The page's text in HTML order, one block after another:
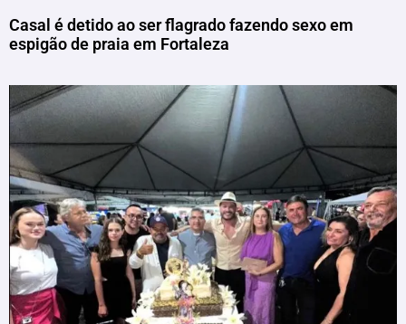
Casal é detido ao ser flagrado fazendo sexo em
espigão de praia em Fortaleza